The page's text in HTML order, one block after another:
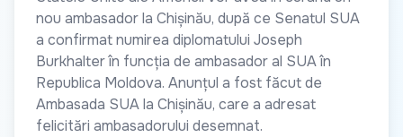
nou ambasador la Chișinău, după ce Senatul SUA
a confirmat numirea diplomatului Joseph
Burkhalter în funcția de ambasador al SUA în
Republica Moldova. Anunțul a fost făcut de
Ambasada SUA la Chișinău, care a adresat
felicitări ambasadorului desemnat.